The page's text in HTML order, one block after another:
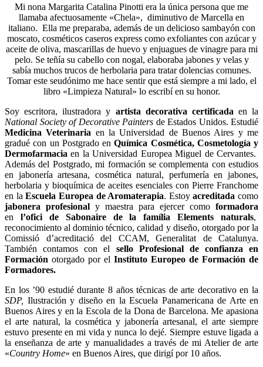
Mi nona Margarita Catalina Pinotti era la única persona que me
llamaba afectuosamente «Chela», diminutivo de Marcella en
italiano. Ella me preparaba, además de un delicioso sambayón con
moscato, cosméticos caseros express como exfoliantes con azúcar y
aceite de oliva, mascarillas de huevo y enjuagues de vinagre para mi
pelo. Se teñía su cabello con nogal, elaboraba jabones y velas y
sabía muchos trucos de herbolaria para tratar dolencias comunes.
Tomar este seudónimome hace sentir que está siempre a mi lado, el
libro «Limpieza Natural» lo escribí en su honor.
Soy escritora, ilustradora y artista decorativa certificada en la
National Society of Decorative Painters de Estados Unidos. Estudié
Medicina Veterinaria en la Universidad de Buenos Aires y me
gradué con un Postgrado enQuímica Cosmética, Cosmetología y
Dermofarmaciaen la Universidad Europea Miguel de Cervantes.
Además del Postgrado, mi formación se complementa con estudios
en jabonería artesana, cosmética natural, perfumería en jabones,
herbolaria y bioquímica de aceites esenciales con Pierre Franchome
en laEscuela Europea de Aromaterapia. Estoyacreditada como
jabonera profesional y maestra para ejercer como formadora
en l’ofici de Sabonaire de la família Elements naturals,
reconocimiento al dominio técnico, calidad y diseño, otorgado por la
Comissió d’acreditació del CCAM, Generalitat de Catalunya.
También contamos con el sello Profesional de confianza en
Formación otorgado por el Instituto Europeo de Formación de
Formadores.
En los ’90 estudié durante 8 años técnicas de arte decorativo en la
SDP, Ilustración y diseño en la Escuela Panamericana de Arte en
Buenos Aires y en la Escola de la Dona de Barcelona. Me apasiona
el arte natural, la cosmética y jabonería artesanal, el arte siempre
estuvo presente en mi vida y nunca lo dejé. Siempre estuve ligada a
la enseñanza de arte y manualidades a través de mi Atelier de arte
«Country Home» en Buenos Aires, que dirigí por 10 años.